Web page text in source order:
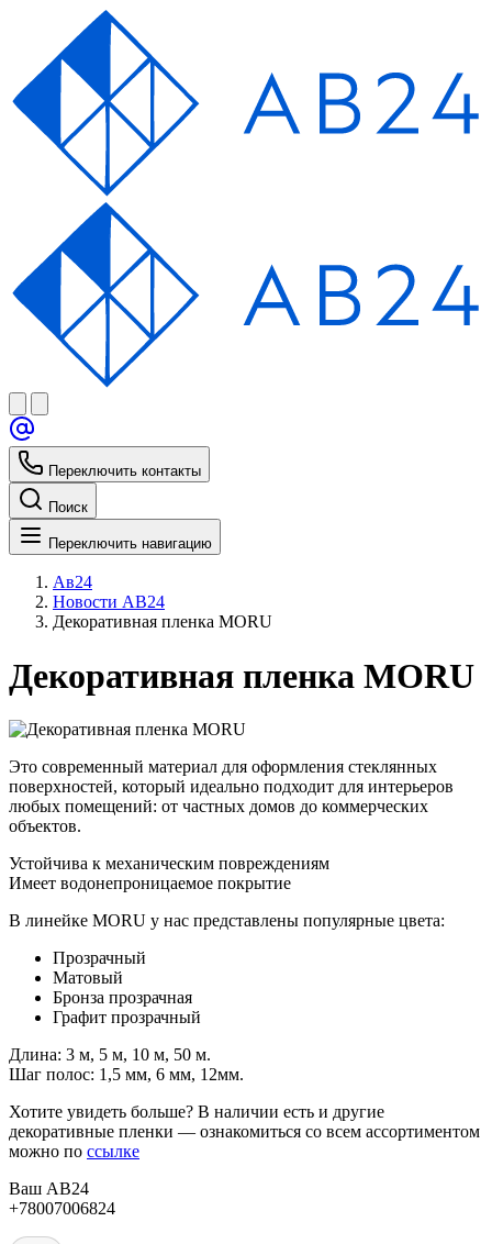
Переключить контакты
Поиск
Переключить навигацию
Ав24
Новости АВ24
Декоративная пленка MORU
Декоративная пленка MORU
Это современный материал для оформления стеклянных
поверхностей, который идеально подходит для интерьеров
любых помещений: от частных домов до коммерческих
объектов.
Устойчива к механическим повреждениям
Имеет водонепроницаемое покрытие
В линейке MORU у нас представлены популярные цвета:
Прозрачный
Матовый
Бронза прозрачная
Графит прозрачный
Длина: 3 м, 5 м, 10 м, 50 м.
Шаг полос: 1,5 мм, 6 мм, 12мм.
Хотите увидеть больше? В наличии есть и другие
декоративные пленки — ознакомиться со всем ассортиментом
можно по ссылке
Ваш АВ24
+78007006824